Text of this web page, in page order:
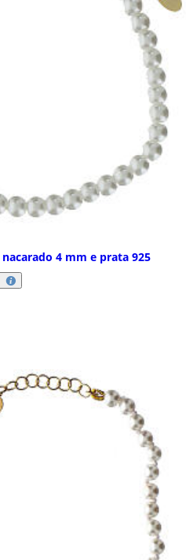
4 mm e prata 925